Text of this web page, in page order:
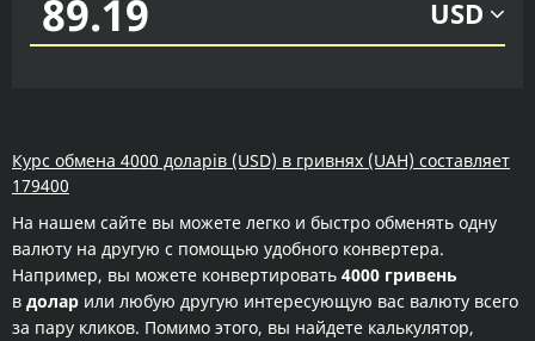
USD
Курс обмена 4000 доларів (USD) в гривнях (UAH) составляет
179400
На нашем сайте вы можете легко и быстро обменять одну
валюту на другую с помощью удобного конвертера.
Например, вы можете конвертировать 4000 гривень
в долар или любую другую интересующую вас валюту всего
за пару кликов. Помимо этого, вы найдете калькулятор,